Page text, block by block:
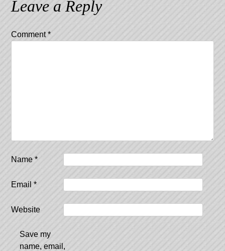
Leave a Reply
Comment*
Name*
Email*
Website
Save my
name, email,